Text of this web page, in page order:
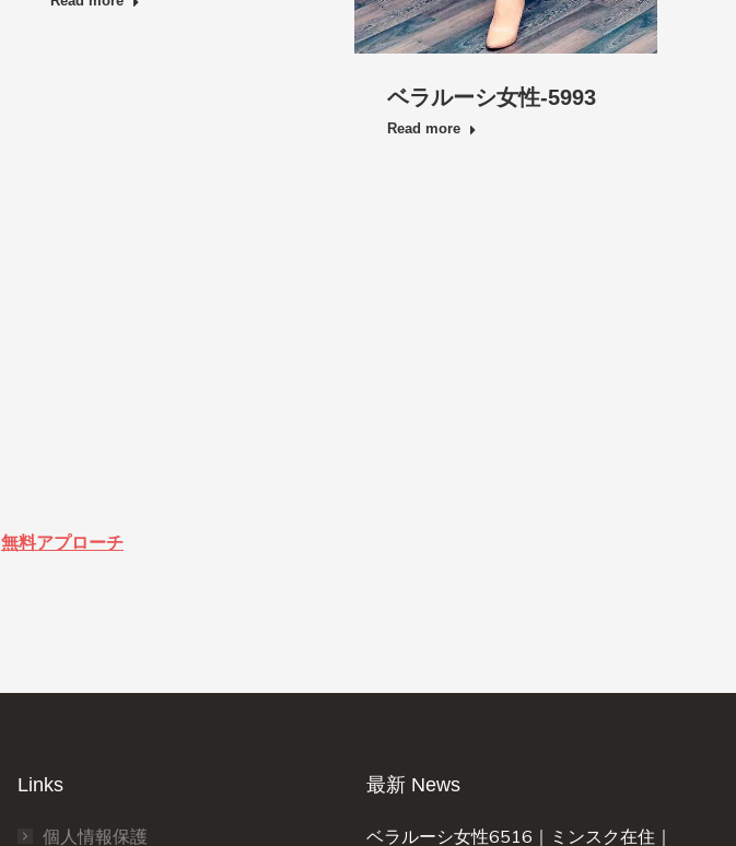
ベラルーシ女性-5993
Read more
無料アプローチ
Links
個人情報保護
最新 News
ベラルーシ女性6516｜ミンスク在住｜